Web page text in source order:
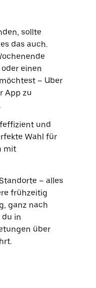
sollte
das auch.
einen
– Uber
App zu
und
Wahl für
mit
– alles
frühzeitig
ganz nach
du in
über